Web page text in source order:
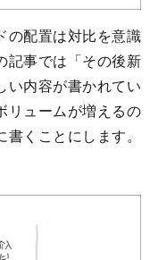
の配置は対比を意識
記事では「その後新
い内容が書かれてい
リュームが増えるの
くことにします。